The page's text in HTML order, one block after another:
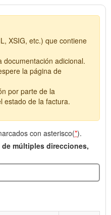
XSIG, etc.) que contiene
documentación adicional.
la página de
por parte de la
estado de la factura.
con asterisco(*).
múltiples direcciones,